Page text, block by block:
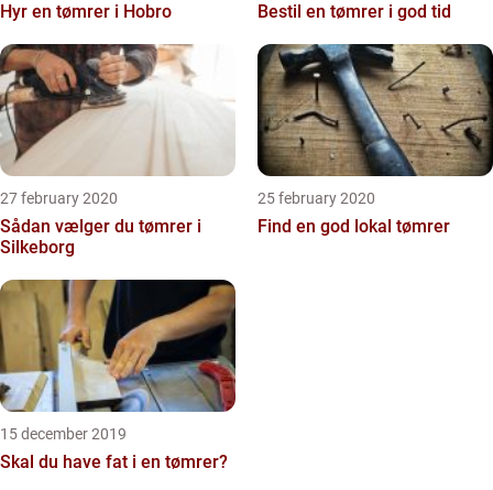
Hyr en tømrer i Hobro Bestil en tømrer i god tid
27 february 2020
Sådan vælger du tømrer i
Silkeborg
25 february 2020
Find en god lokal tømrer
15 december 2019
Skal du have fat i en tømrer?